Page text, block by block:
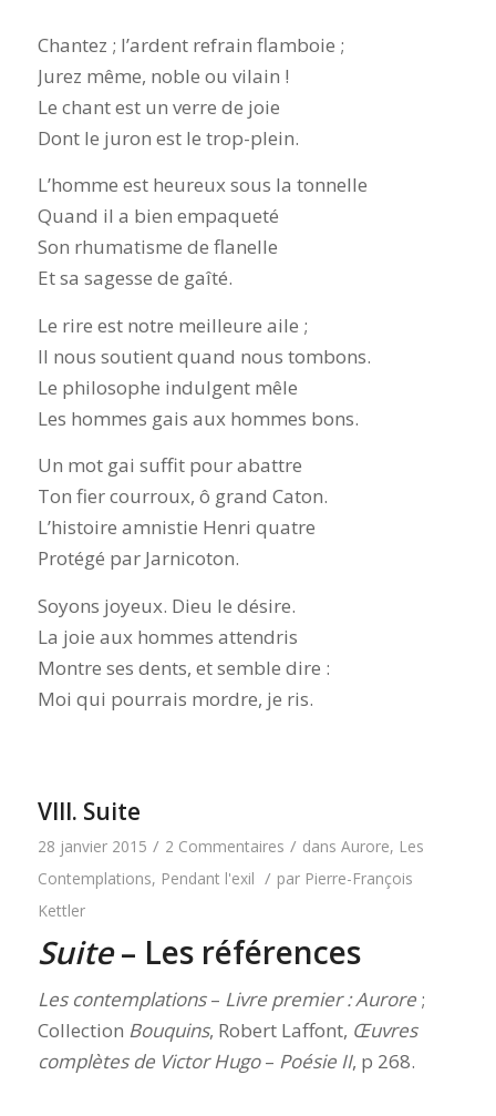
Chantez ; l’ardent refrain flamboie ;
Jurez même, noble ou vilain !
Le chant est un verre de joie
Dont le juron est le trop-plein.
L’homme est heureux sous la tonnelle
Quand il a bien empaqueté
Son rhumatisme de flanelle
Et sa sagesse de gaîté.
Le rire est notre meilleure aile ;
Il nous soutient quand nous tombons.
Le philosophe indulgent mêle
Les hommes gais aux hommes bons.
Un mot gai suffit pour abattre
Ton fier courroux, ô grand Caton.
L’histoire amnistie Henri quatre
Protégé par Jarnicoton.
Soyons joyeux. Dieu le désire.
La joie aux hommes attendris
Montre ses dents, et semble dire :
Moi qui pourrais mordre, je ris.
VIII. Suite
28 janvier 2015 / 2 Commentaires / dans Aurore, Les
Contemplations, Pendant l'exil / par Pierre-François
Kettler
Suite– Les références
Les contemplations– Livre premier : Aurore;
Collection Bouquins, Robert Laffont, Œuvres
complètes de Victor Hugo– Poésie II, p 268.